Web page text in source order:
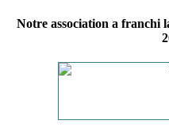
Notre association a franchi